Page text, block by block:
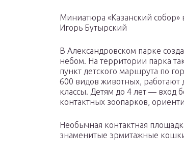
Миниатюра «Казанский собор»
Игорь Бутырский
В Александровском парке
небом. На территории парка
пункт детского маршрута по
600 видов животных, работают
классы. Детям до 4 лет — вход
контактных зоопарков,
Необычная контактная
знаменитые эрмитажные